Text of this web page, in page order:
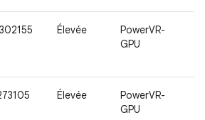
Élevée
PowerVR-
GPU
Élevée
PowerVR-
GPU